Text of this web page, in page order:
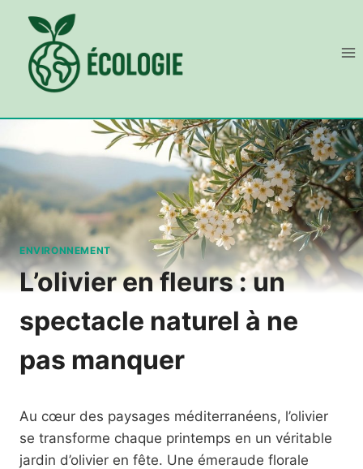
contenu
ENVIRONNEMENT
L’olivier en fleurs : un
spectacle naturel à ne
pas manquer
Au cœur des paysages méditerranéens, l’olivier
se transforme chaque printemps en un véritable
jardin d’olivier en fête. Une émeraude florale